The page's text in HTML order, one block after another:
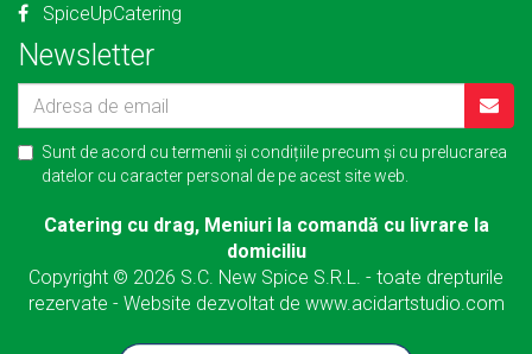
SpiceUpCatering
Newsletter
Sunt de acord cutermenii și condițiile precum și cu prelucrarea
datelor cu caracter personal de pe acest site web.
Catering cu drag, Meniuri la comandă cu livrare la
domiciliu
Copyright © 2026 S.C. New Spice S.R.L. - toate drepturile
rezervate - Website dezvoltat de www.acidartstudio.com